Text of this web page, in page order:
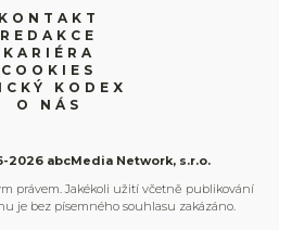
KONTAKT
REDAKCE
KARIÉRA
COOKIES
KODEX
O NÁS
2026 abcMedia Network, s.r.o.
právem. Jakékoli užití včetně publikování
je bez písemného souhlasu zakázáno.